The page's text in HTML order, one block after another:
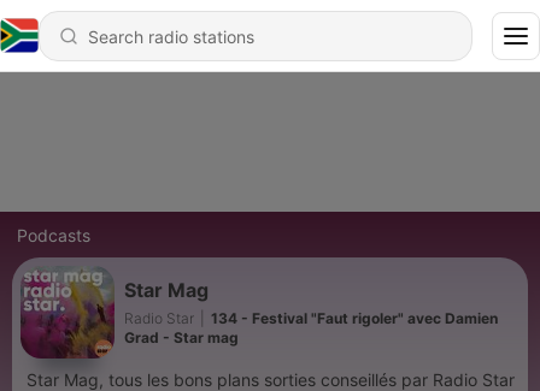
Podcasts
Star Mag
Radio Star
134 - Festival "Faut rigoler" avec Damien
Grad - Star mag
Star Mag, tous les bons plans sorties conseillés par Radio Star